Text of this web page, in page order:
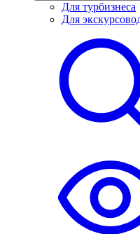
Для турбизнеса
Для